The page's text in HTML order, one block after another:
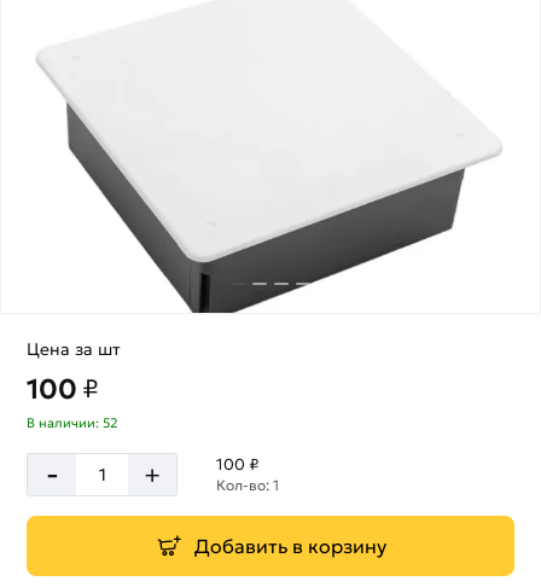
Цена за шт
100 ₽
В наличии: 52
- + 100 ₽
Кол-во: 1
Добавить в корзину